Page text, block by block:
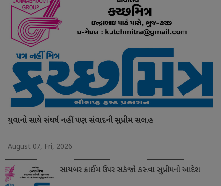
યુવાનો સાથે સંઘર્ષ નહીં પણ સંવાદની સુપ્રીમ સલાહ
August 07, Fri, 2026
સાયબર ક્રાઈમ ઉપર સકંજો કસવા સુપ્રીમનો આદેશ